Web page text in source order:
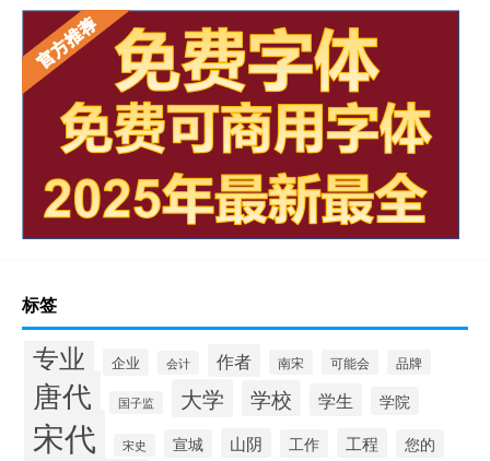
标签
专业 企业 会计 作者 南宋 可能会 品牌
唐代 国子监 大学 学校 学生 学院
宋代 宋史 宣城 山阴 工作 工程 您的